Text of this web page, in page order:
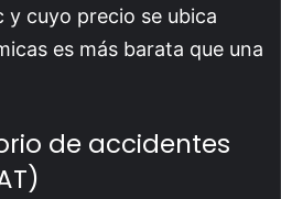
y cuyo precio se ubica
es más barata que una
de accidentes